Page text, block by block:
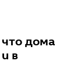
что дома
в